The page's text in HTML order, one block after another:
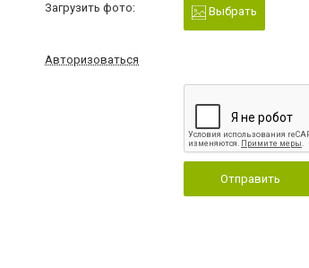
Загрузить фото: Выбрать
Авторизоваться
Отправить